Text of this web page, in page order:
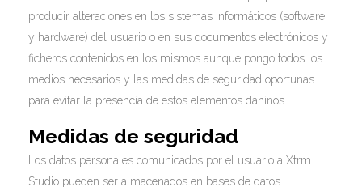
producir alteraciones en los sistemas informáticos (software
y hardware) del usuario o en sus documentos electrónicos y
ficheros contenidos en los mismos aunque pongo todos los
medios necesarios y las medidas de seguridad oportunas
para evitar la presencia de estos elementos dañinos.
Medidas de seguridad
Los datos personales comunicados por el usuario a Xtrm
Studio pueden ser almacenados en bases de datos